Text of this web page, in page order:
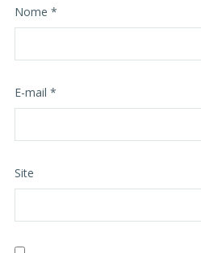
Nome *
E-mail *
Site